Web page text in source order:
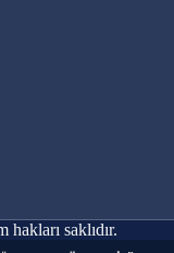
saklıdır.